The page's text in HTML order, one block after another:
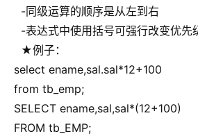
-同级运算的顺序是从左到右
-表达式中使用括号可强行改变优先
★例子：
select ename,sal.sal*12+100
from tb_emp;
SELECT ename,sal,sal*(12+100)
FROM tb_EMP;